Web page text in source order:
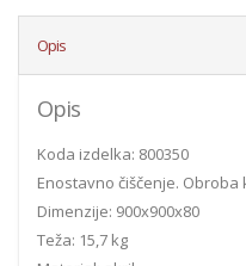
Opis
Opis
Koda izdelka: 800350
Enostavno čiščenje. Obroba
Dimenzije: 900x900x80
Teža: 15,7 kg